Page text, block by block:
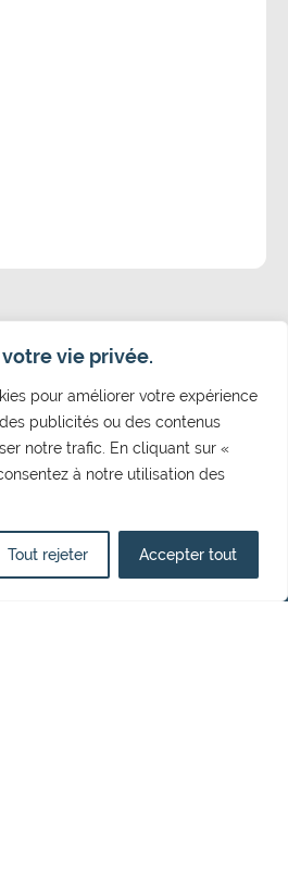
vie privée.
pour améliorer votre expérience
publicités ou des contenus
notre trafic. En cliquant sur «
à notre utilisation des
Tout rejeter Accepter tout
Le Royal
Cormelles Le Royal
12 29